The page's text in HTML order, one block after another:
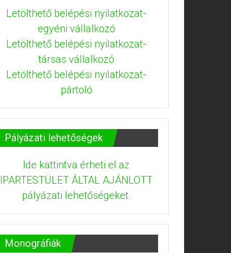
Letölthető belépési nyilatkozat-
egyéni vállalkozó
Letölthető belépési nyilatkozat-
társas vállalkozó
Letölthető belépési nyilatkozat-
pártoló
Pályázati lehetőségek
Ide kattintva érheti el az
IPARTESTÜLET ÁLTAL AJÁNLOTT
pályázati lehetőségeket.
Monográfiák